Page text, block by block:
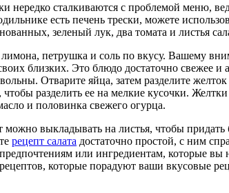
сталкиваются с проблемой меню,
есть печень трески, можете
зеленый лук, два томата и листья
петрушка и соль по вкусу. Вашему
близких. Это блюдо достаточно свежее и
Отварите яйца, затем разделите
разделить ее на мелкие кусочки.
и половинка свежего огурца.
можно выкладывать на листья, чтобы
рецепт салата достаточно простой, с ним
или ингредиентам, которые
которые порадуют ваши вкусовые